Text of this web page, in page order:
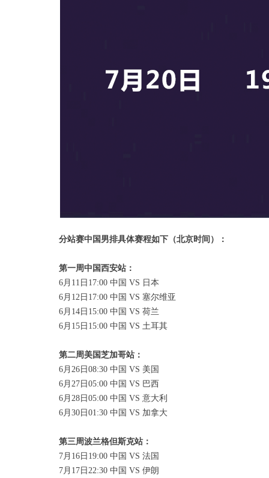
分站赛中国男排具体赛程如下（北京时间）：
第一周中国西安站：
6月11日17:00 中国 VS 日本
6月12日17:00 中国 VS 塞尔维亚
6月14日15:00 中国 VS 荷兰
6月15日15:00 中国 VS 土耳其
第二周美国芝加哥站：
6月26日08:30 中国 VS 美国
6月27日05:00 中国 VS 巴西
6月28日05:00 中国 VS 意大利
6月30日01:30 中国 VS 加拿大
第三周波兰格但斯克站：
7月16日19:00 中国 VS 法国
7月17日22:30 中国 VS 伊朗